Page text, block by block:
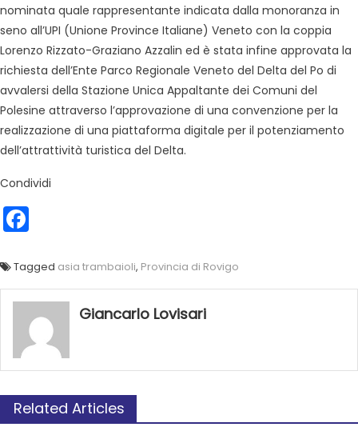
nominata quale rappresentante indicata dalla monoranza in
seno all’UPI (Unione Province Italiane) Veneto con la coppia
Lorenzo Rizzato-Graziano Azzalin ed è stata infine approvata la
richiesta dell’Ente Parco Regionale Veneto del Delta del Po di
avvalersi della Stazione Unica Appaltante dei Comuni del
Polesine attraverso l’approvazione di una convenzione per la
realizzazione di una piattaforma digitale per il potenziamento
dell’attrattività turistica del Delta.
Condividi
Tagged asia trambaioli, Provincia di Rovigo
Giancarlo Lovisari
Related Articles